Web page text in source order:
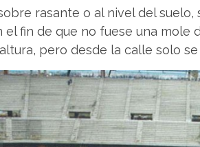
rasante o al nivel del
fin de que no fuese una mole
pero desde la calle solo